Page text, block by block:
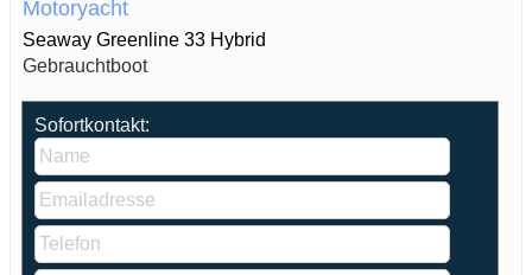
Motoryacht
Seaway Greenline 33 Hybrid
Gebrauchtboot
Sofortkontakt: